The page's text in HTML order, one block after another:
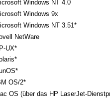
Windows NT 4.0
Windows 9x
Windows NT 3.51*
NetWare
UX*
OS/2*
OS (über das HP LaserJet-